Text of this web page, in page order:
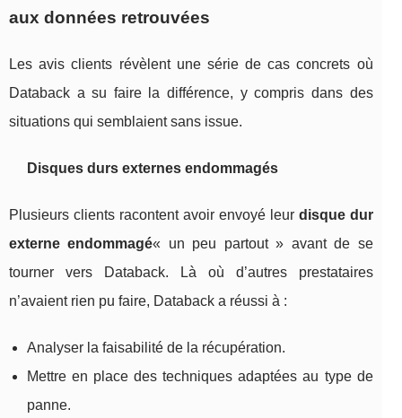
aux données retrouvées
Les avis clients révèlent une série de cas concrets où
Databack a su faire la différence, y compris dans des
situations qui semblaient sans issue.
Disques durs externes endommagés
Plusieurs clients racontent avoir envoyé leur disque dur
externe endommagé« un peu partout » avant de se
tourner vers Databack. Là où d’autres prestataires
n’avaient rien pu faire, Databack a réussi à :
Analyser la faisabilité de la récupération.
Mettre en place des techniques adaptées au type de
panne.